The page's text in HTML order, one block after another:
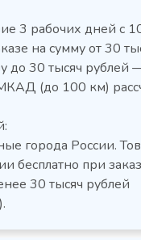
TM2-G
(Д х Ш х В),
0
столов
3 рабочих дней с
на сумму от 30
до 30 тысяч рублей
(до 100 км)
города России.
бесплатно при
30 тысяч рублей